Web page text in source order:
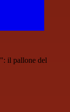
il pallone del